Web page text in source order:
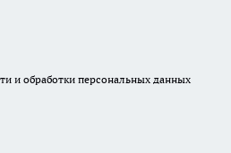
и обработки персональных данных